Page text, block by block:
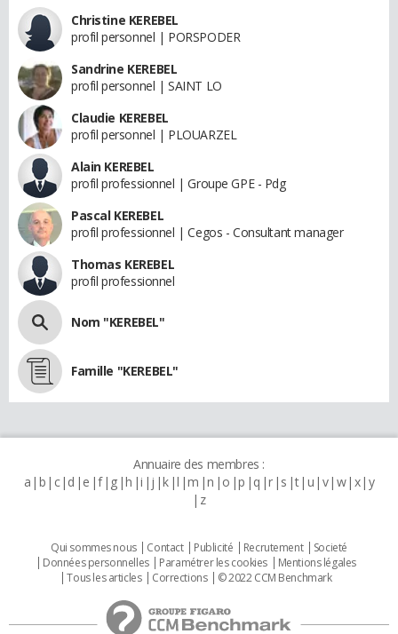
Christine KEREBEL
profil personnel | PORSPODER
Sandrine KEREBEL
profil personnel | SAINT LO
Claudie KEREBEL
profil personnel | PLOUARZEL
Alain KEREBEL
profil professionnel | Groupe GPE - Pdg
Pascal KEREBEL
profil professionnel | Cegos - Consultant manager
Thomas KEREBEL
profil professionnel
Nom "KEREBEL"
Famille "KEREBEL"
Annuaire des membres :
a b c d e f g h i j k l m n o p q r s t u v w x y
z
Qui sommes nous Contact Publicité Recrutement
Societé
Données personnelles
Paramétrer les cookies
Mentions légales
Tous les articles
Corrections © 2022 CCM Benchmark